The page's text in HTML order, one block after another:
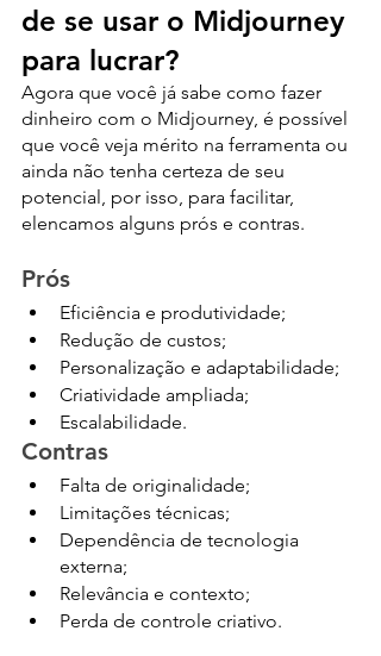
de se usar o Midjourney
para lucrar?
Agora que você já sabe como fazer
dinheiro com o Midjourney, é possível
que você veja mérito na ferramenta ou
ainda não tenha certeza de seu
potencial, por isso, para facilitar,
elencamos alguns prós e contras.
Prós
Eficiência e produtividade;
Redução de custos;
Personalização e adaptabilidade;
Criatividade ampliada;
Escalabilidade.
Contras
Falta de originalidade;
Limitações técnicas;
Dependência de tecnologia
externa;
Relevância e contexto;
Perda de controle criativo.